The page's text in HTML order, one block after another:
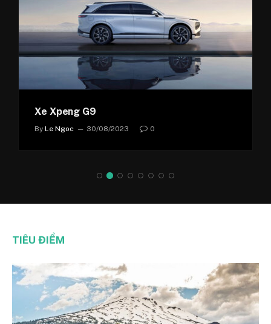
Xe Xpeng G9
By Le Ngoc 30/08/2023 0
TIÊU ĐIỂM